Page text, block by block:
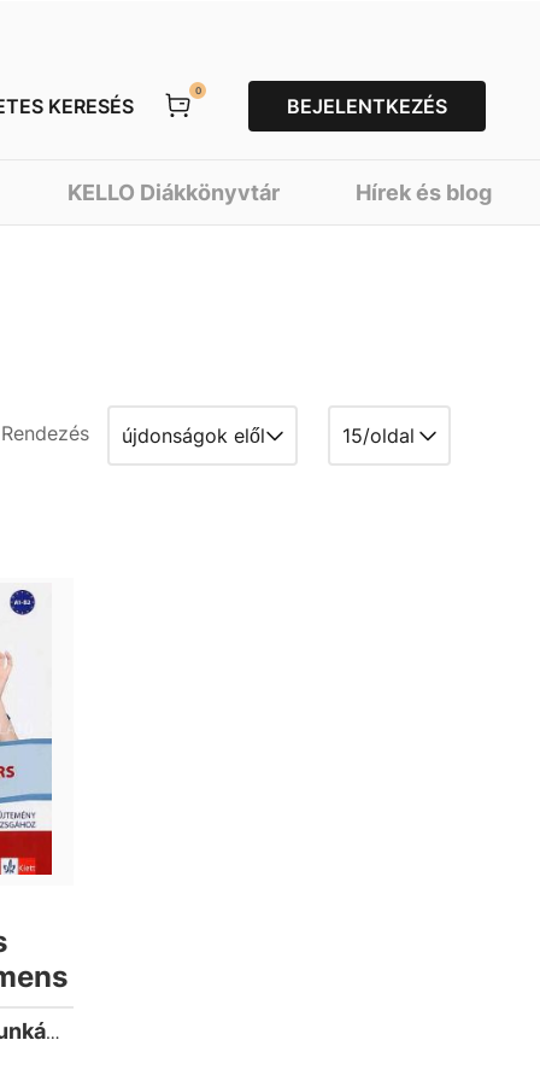
KERESÉS
0
BEJELENTKEZÉS
KELLO Diákkönyvtár Hírek és blog
Rendezés
Szeles József;Munkácsi Erika